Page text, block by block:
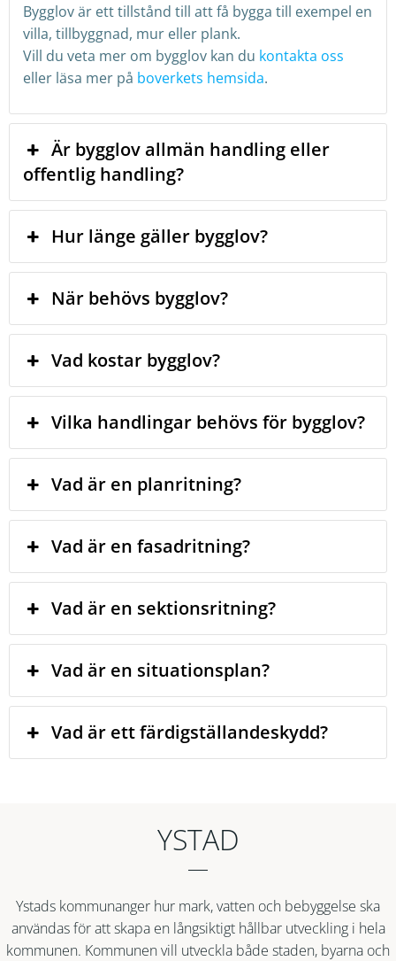
Bygglov är ett tillstånd till att få bygga till exempel en
villa, tillbyggnad, mur eller plank.
Vill du veta mer om bygglov kan du kontakta oss
eller läsa mer på boverkets hemsida.
Är bygglov allmän handling eller
offentlig handling?
Hur länge gäller bygglov?
När behövs bygglov?
Vad kostar bygglov?
Vilka handlingar behövs för bygglov?
Vad är en planritning?
Vad är en fasadritning?
Vad är en sektionsritning?
Vad är en situationsplan?
Vad är ett färdigställandeskydd?
YSTAD
Ystads kommunanger hur mark, vatten och bebyggelse ska
användas för att skapa en långsiktigt hållbar utveckling i hela
kommunen. Kommunen vill utveckla både staden, byarna och